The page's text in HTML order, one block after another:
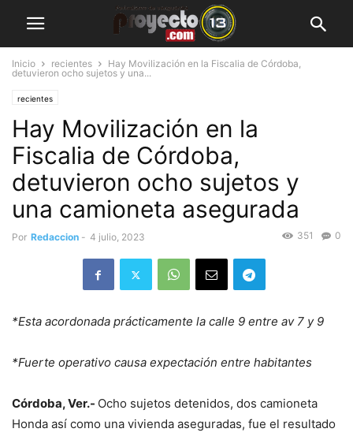
Inicio recientes
Hay Movilización en la Fiscalia de Córdoba,
detuvieron ocho sujetos y una...
recientes
Hay Movilización en la
Fiscalia de Córdoba,
detuvieron ocho sujetos y
una camioneta asegurada
Por Redaccion - 4 julio, 2023 0
351
*Esta acordonada prácticamente la calle 9 entre av 7 y 9
*Fuerte operativo causa expectación entre habitantes
Córdoba, Ver.- Ocho sujetos detenidos, dos camioneta
Honda así como una vivienda aseguradas, fue el resultado